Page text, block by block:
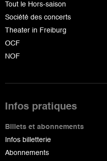
Tout le Hors-saison
Société des concerts
Theater in Freiburg
OCF
NOF
Infos pratiques
Billets et abonnements
Infos billetterie
Abonnements